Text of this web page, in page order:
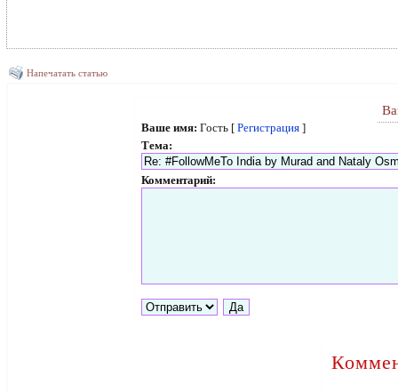
Напечатать статью
Ваше имя: Гость [ Регистрация ]
Тема:
Комментарий: